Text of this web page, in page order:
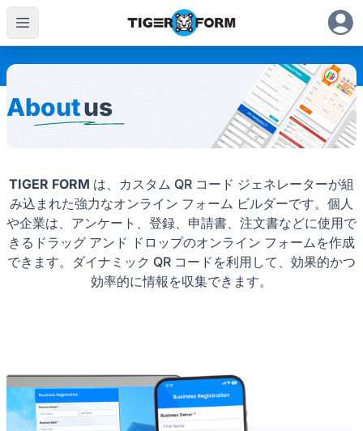
Aboutus
TIGER FORM は、カスタム QR コード ジェネレーターが組
み込まれた強力なオンライン フォーム ビルダーです。個人
や企業は、アンケート、登録、申請書、注文書などに使用で
きるドラッグ アンド ドロップのオンライン フォームを作成
できます。ダイナミック QR コードを利用して、効果的かつ
効率的に情報を収集できます。